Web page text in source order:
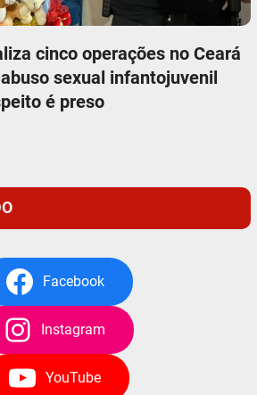
cinco operações no Ceará
sexual infantojuvenil
é preso
Facebook
Instagram
YouTube